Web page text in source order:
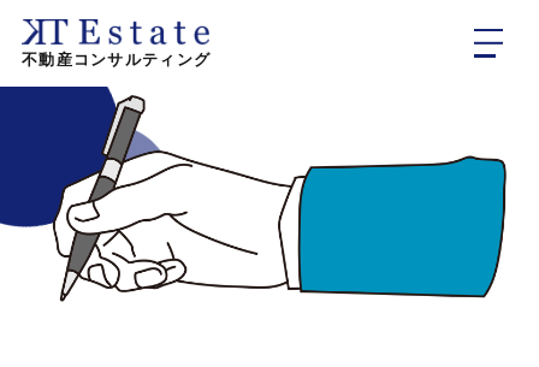
不動産コンサルティング